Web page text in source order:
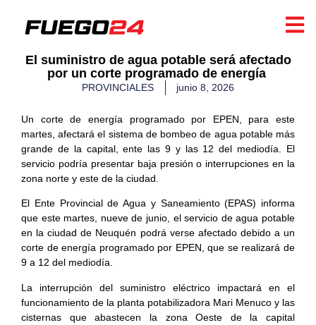
​El suministro de agua potable será afectado
por un corte programado de energía ​
PROVINCIALES junio 8, 2026
Un corte de energía programado por EPEN, para este
martes, afectará el sistema de bombeo de agua potable más
grande de la capital, ente las 9 y las 12 del mediodía. El
servicio podría presentar baja presión o interrupciones en la
zona norte y este de la ciudad.
El Ente Provincial de Agua y Saneamiento (EPAS) informa
que este martes, nueve de junio, el servicio de agua potable
en la ciudad de Neuquén podrá verse afectado debido a un
corte de energía programado por EPEN, que se realizará de
9 a 12 del mediodía.
La interrupción del suministro eléctrico impactará en el
funcionamiento de la planta potabilizadora Mari Menuco y las
cisternas que abastecen la zona Oeste de la capital